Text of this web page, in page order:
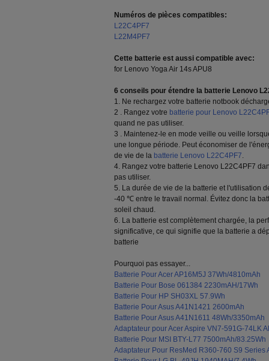
Numéros de pièces compatibles:
L22C4PF7
L22M4PF7
Cette batterie est aussi compatible avec:
for Lenovo Yoga Air 14s APU8
6 conseils pour étendre la batterie Lenovo
1. Ne rechargez votre batterie notbook
2 . Rangez votre batterie pour Lenovo
quand ne pas utiliser.
3 . Maintenez-le en mode veille ou veille
une longue période. Peut économiser de
de vie de la batterie Lenovo L22C4PF7.
4. Rangez votre batterie Lenovo L22C4PF7
pas utiliser.
5. La durée de vie de la batterie et l'utilisation
-40 ℃ entre le travail normal. Évitez donc la
soleil chaud.
6. La batterie est complètement chargée, la
significative, ce qui signifie que la batterie a
batterie
Pourquoi pas essayer...
Batterie Pour Acer AP16M5J 37Wh/4810mAh
Batterie Pour Bose 061384 2230mAH/17Wh
Batterie Pour HP SH03XL 57.9Wh
Batterie Pour Asus A41N1421 2600mAh
Batterie Pour Asus A41N1611 48Wh/3350mAh
Adaptateur pour Acer Aspire VN7-591G-74LK
Batterie Pour MSI BTY-L77 7500mAh/83.25Wh
Adaptateur Pour ResMed R360-760 S9 Series